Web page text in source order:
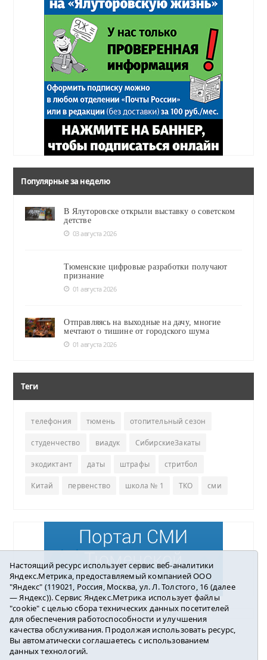
Популярные за неделю
В Ялуторовске открыли выставку о советском
детстве
03 августа 2026
Тюменские цифровые разработки получают
признание
01 августа 2026
Отправляясь на выходные на дачу, многие
мечтают о тишине от городского шума
01 августа 2026
Теги
телефония тюмень отопительный сезон
студенчество виадук СибирскиеЗакаты
экодиктант даты штрафы стритбол
Китай первенство школа № 1 ТКО сми
Погода в Ялуторовске
Настоящий ресурс использует сервис веб-аналитики
Яндекс.Метрика, предоставляемый компанией ООО
"Яндекс" (119021, Россия, Москва, ул. Л. Толстого, 16 (далее
— Яндекс)). Сервис Яндекс.Метрика использует файлы
"cookie" с целью сбора технических данных посетителей
для обеспечения работоспособности и улучшения
качества обслуживания. Продолжая использовать ресурс,
Вы автоматически соглашаетесь с использованием
данных технологий.